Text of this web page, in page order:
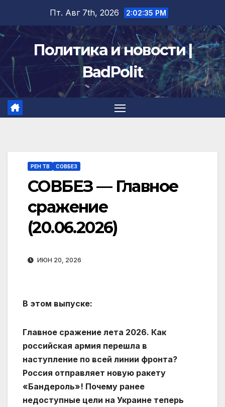
содержимому
Пт. Авг 7th, 2026 2:02:36 PM
Политика и новости |
BadPolit
РЕН ТВ СОВБЕЗ
СОВБЕЗ — Главное
сражение
(20.06.2026)
ИЮН 20, 2026
В этом выпуске:
Главное сражение лета 2026. Как
российская армия перешла в
наступление по всей линии фронта?
Россия отправляет новую ракету
«Бандероль»! Почему ранее
недоступные цели на Украине теперь